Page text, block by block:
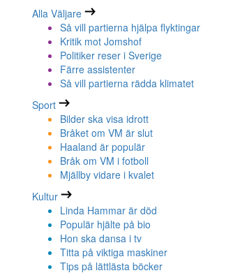
Alla Väljare
Så vill partierna hjälpa flyktingar
Kritik mot Jomshof
Politiker reser i Sverige
Färre assistenter
Så vill partierna rädda klimatet
Sport
Bilder ska visa idrott
Bråket om VM är slut
Haaland är populär
Bråk om VM i fotboll
Mjällby vidare i kvalet
Kultur
Linda Hammar är död
Populär hjälte på bio
Hon ska dansa i tv
Titta på viktiga maskiner
Tips på lättlästa böcker